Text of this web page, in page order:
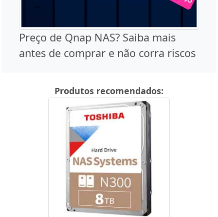
Preço de Qnap NAS? Saiba mais
antes de comprar e não corra riscos
Produtos recomendados: